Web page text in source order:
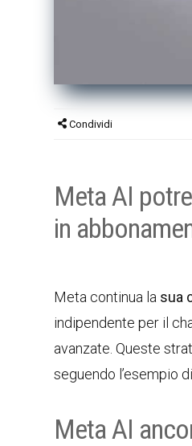
Condividi
Meta AI
in
Meta continua la sua
indipendente per il
avanzate. Queste
seguendo l’esempio di
Meta AI